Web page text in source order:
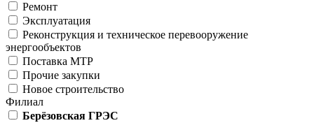
Ремонт
Эксплуатация
Реконструкция и техническое перевооружение
энергообъектов
Поставка МТР
Прочие закупки
Новое строительство
Филиал
Берёзовская ГРЭС